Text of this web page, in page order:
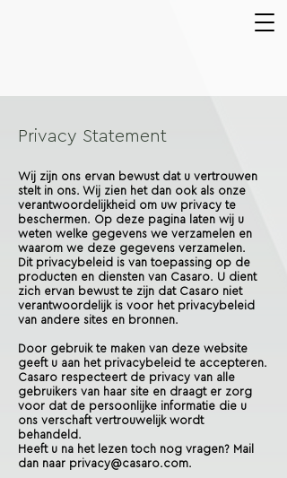
Privacy Statement
Wij zijn ons ervan bewust dat u vertrouwen
stelt in ons. Wij zien het dan ook als onze
verantwoordelijkheid om uw privacy te
beschermen. Op deze pagina laten wij u
weten welke gegevens we verzamelen en
waarom we deze gegevens verzamelen.
Dit privacybeleid is van toepassing op de
producten en diensten van Casaro. U dient
zich ervan bewust te zijn dat Casaro niet
verantwoordelijk is voor het privacybeleid
van andere sites en bronnen.
Door gebruik te maken van deze website
geeft u aan het privacybeleid te accepteren.
Casaro respecteert de privacy van alle
gebruikers van haar site en draagt er zorg
voor dat de persoonlijke informatie die u
ons verschaft vertrouwelijk wordt
behandeld.
Heeft u na het lezen toch nog vragen? Mail
dan naar privacy@casaro.com.